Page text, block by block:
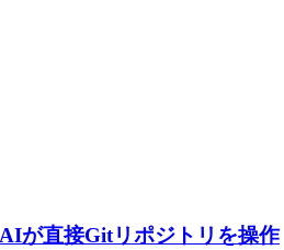
が直接Gitリポジトリを操作